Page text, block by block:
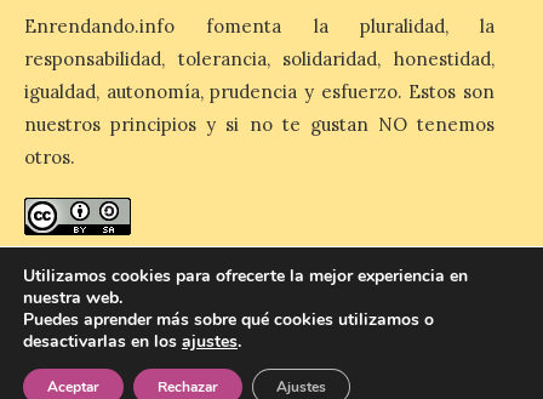
El Descenso Internacional
del Sella arranca con el
homenaje a los campeones
y el izado de las banderas
autonómicas
Descenso Internacional
del Sella reunirá este año a
1.291 palistas distribuidos
en 874 embarcaciones,
con representación de 22 países,
consolidando una vez más a la prueba
asturiana como una de las grandes
referencias del piragüismo internacional.
Enrendando.info fomenta la pluralidad, la
responsabilidad, tolerancia, solidaridad, honestidad,
igualdad, autonomía, prudencia y esfuerzo. Estos son
nuestros principios y si no te gustan NO tenemos
otros.
Reconocimiento-CompartirIgual 4.0 Internacional
Utilizamos cookies para ofrecerte la mejor experiencia en
nuestra web.
Puedes aprender más sobre qué cookies utilizamos o
desactivarlas en los ajustes.
Aceptar Rechazar Ajustes